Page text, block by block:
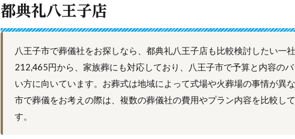
都典礼八王子店
八王子市で葬儀社をお探しなら、都典礼八王子店も比較検討したい一
212,465円から、家族葬にも対応しており、八王子市で予算と内容の
い方に向いています。お葬式は地域によって式場や火葬場の事情が異
市で葬儀をお考えの際は、複数の葬儀社の費用やプラン内容を比較し
す。